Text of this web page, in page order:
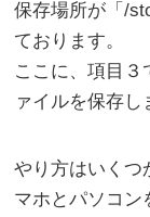
保存場所が「/
ております。
ここに、項目３
ァイルを保存し
やり方はいくつ
マホとパソコン